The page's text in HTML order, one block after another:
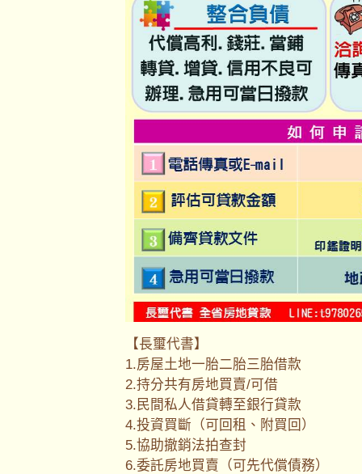
【長璽代書】
1.房屋土地一胎二胎三胎借款
2.持分共有房地買賣/可借
3.民間私人借貸轉至銀行貸款
4.投資買斷（可回租、附買回）
5.協助撤銷法拍查封
6.委託房地買賣（可先代償債務）